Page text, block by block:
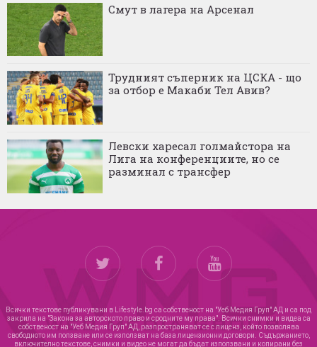
Смут в лагера на Арсенал
Трудният съперник на ЦСКА - що
за отбор е Макаби Тел Авив?
Левски харесал голмайстора на
Лига на конференциите, но се
разминал с трансфер
Всички текстове публикувани в Lifestyle.bg са собственост на "Уеб Медия Груп" АД и са под
закрила на "Закона за авторското право и сродните му права". Всички снимки и видеа са
собственост на "Уеб Медия Груп" АД, разпространяват се с лиценз, който позволява
свободното им ползване или се използват на база лицензионни договори. Съдържанието,
включително текстове, снимки и видео не могат да бъдат използвани и копирани без